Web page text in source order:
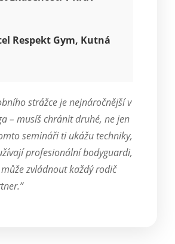
Respekt Gym, Kutná
strážce je nejnáročnější v
– musíš chránit druhé, ne jen
semináři ti ukážu techniky,
profesionální bodyguardi,
zvládnout každý rodič